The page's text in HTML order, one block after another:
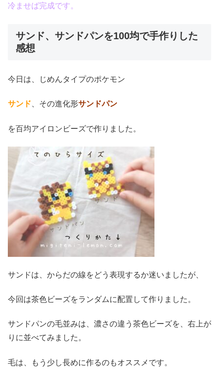
冷ませば完成です。
サンド、サンドパンを100均で手作りした
感想
今日は、じめんタイプのポケモン
サンド 、その進化形サンドパン
を百均アイロンビーズで作りました。
サンドは、からだの線をどう表現するか迷いましたが、
今回は茶色ビーズをランダムに配置して作りました。
サンドパンの毛並みは、濃さの違う茶色ビーズを、右上が
りに並べてみました。
毛は、もう少し長めに作るのもオススメです。